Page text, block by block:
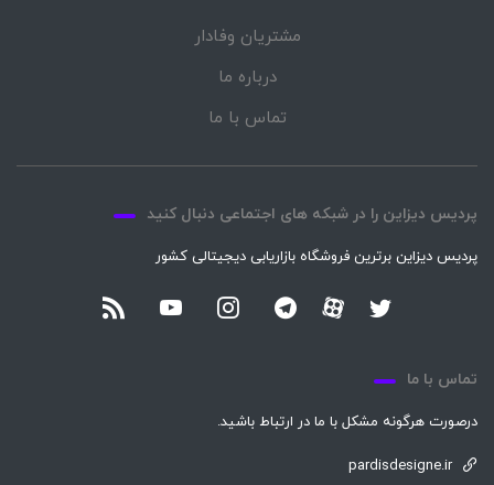
مشتریان وفادار
درباره ما
تماس با ما
پردیس دیزاین را در شبکه های اجتماعی دنبال کنید
پردیس دیزاین برترین فروشگاه بازاریابی دیجیتالی کشور
تماس با ما
درصورت هرگونه مشکل با ما در ارتباط باشید.
pardisdesigne.ir